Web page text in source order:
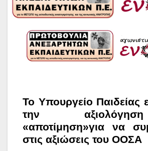
Το Υπουργείο Παιδείας
την
«αποτίμηση»για να
στις αξιώσεις του ΟΟΣΑ